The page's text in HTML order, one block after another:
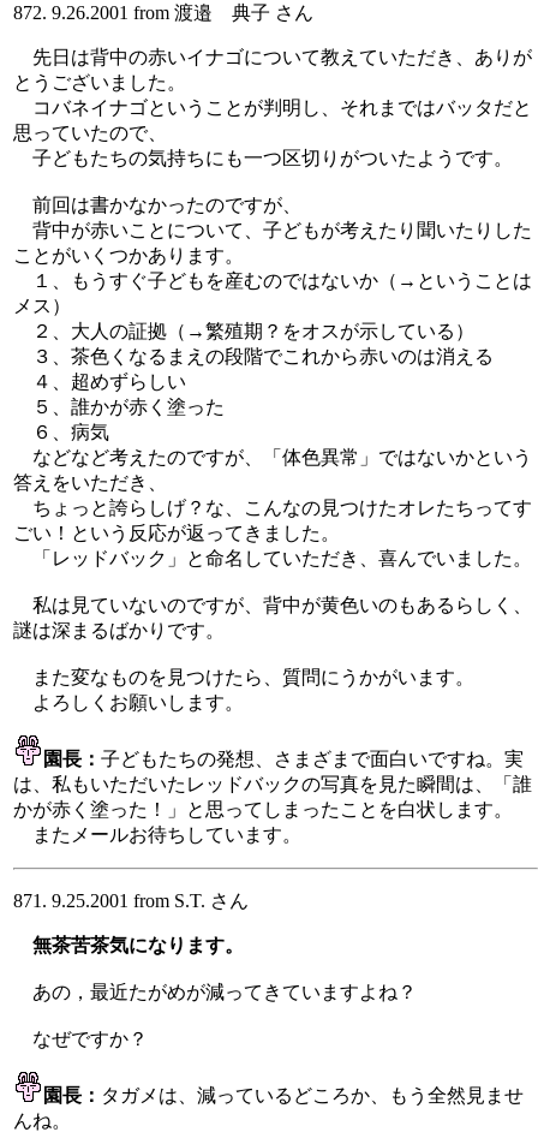
872. 9.26.2001 from 渡邉 典子 さん
先日は背中の赤いイナゴについて教えていただき、ありが
とうございました。
コバネイナゴということが判明し、それまではバッタだと
思っていたので、
子どもたちの気持ちにも一つ区切りがついたようです。
前回は書かなかったのですが、
背中が赤いことについて、子どもが考えたり聞いたりした
ことがいくつかあります。
１、もうすぐ子どもを産むのではないか（→ということは
メス）
２、大人の証拠（→繁殖期？をオスが示している）
３、茶色くなるまえの段階でこれから赤いのは消える
４、超めずらしい
５、誰かが赤く塗った
６、病気
などなど考えたのですが、「体色異常」ではないかという
答えをいただき、
ちょっと誇らしげ？な、こんなの見つけたオレたちってす
ごい！という反応が返ってきました。
「レッドバック」と命名していただき、喜んでいました。
私は見ていないのですが、背中が黄色いのもあるらしく、
謎は深まるばかりです。
また変なものを見つけたら、質問にうかがいます。
よろしくお願いします。
園長： 子どもたちの発想、さまざまで面白いですね。実
は、私もいただいたレッドバックの写真を見た瞬間は、「誰
かが赤く塗った！」と思ってしまったことを白状します。
またメールお待ちしています。
871. 9.25.2001 from S.T. さん
無茶苦茶気になります。
あの，最近たがめが減ってきていますよね？
なぜですか？
園長： タガメは、減っているどころか、もう全然見ませ
んね。